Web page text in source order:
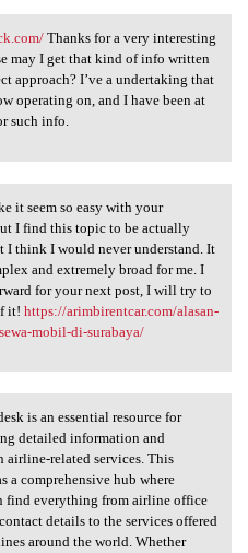
Thanks
Thanks for a very interesting
may I get that kind of info written
approach? I’ve a undertaking that
operating on, and I have been at
such info.
it seem so
it seem so easy with your
I find this topic to be actually
I think I would never understand. It
and extremely broad for me. I
for your next post, I will try to
it! https://arimbirentcar.com/alasan-
mobil-di-surabaya/
is an
is an essential resource for
detailed information and
airline-related services. This
a comprehensive hub where
find everything from airline office
details to the services offered
around the world. Whether